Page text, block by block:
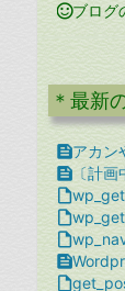
ブログ
＊最新
アカン
 〔計




